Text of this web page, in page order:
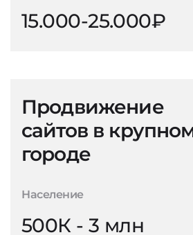
15.000-25.000₽
Продвижение
сайтов в
городе
Население
500К - 3 млн